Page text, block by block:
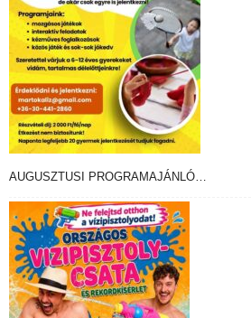
AUGUSZTUSI PROGRAMAJÁNLÓ…